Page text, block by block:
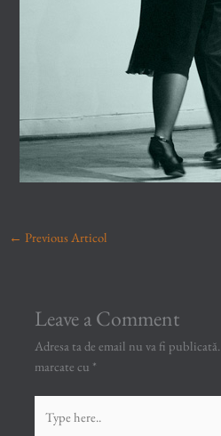
← Previous Articol
Leave a Comment
Adresa ta de email nu va fi publicată.
marcate cu *
here..